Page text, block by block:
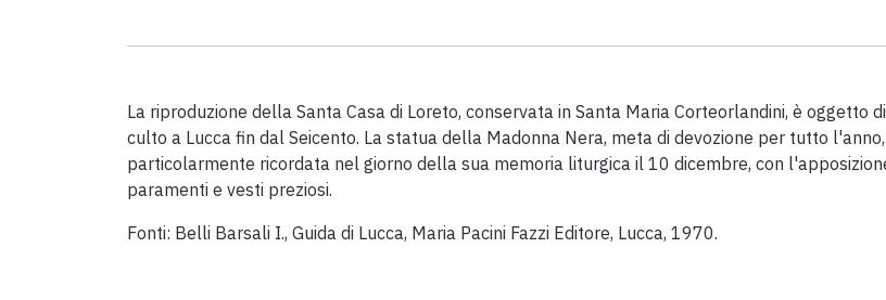
La riproduzione della Santa Casa di Loreto, conservata in Santa Maria Corteorlandini, è oggetto di
culto a Lucca fin dal Seicento. La statua della Madonna Nera, meta di devozione per tutto
particolarmente ricordata nel giorno della sua memoria liturgica il 10 dicembre, con
paramenti e vesti preziosi.
Fonti: Belli Barsali I., Guida di Lucca, Maria Pacini Fazzi Editore, Lucca, 1970.